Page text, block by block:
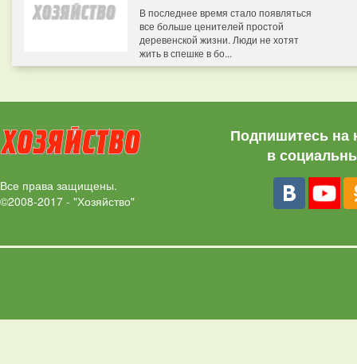
В последнее время стало появляться
все больше ценителей простой
деревенской жизни. Люди не хотят
жить в спешке в бо...
Все права защищены.
©2008-2017 - "Хозяйство"
Подпишитесь на
в